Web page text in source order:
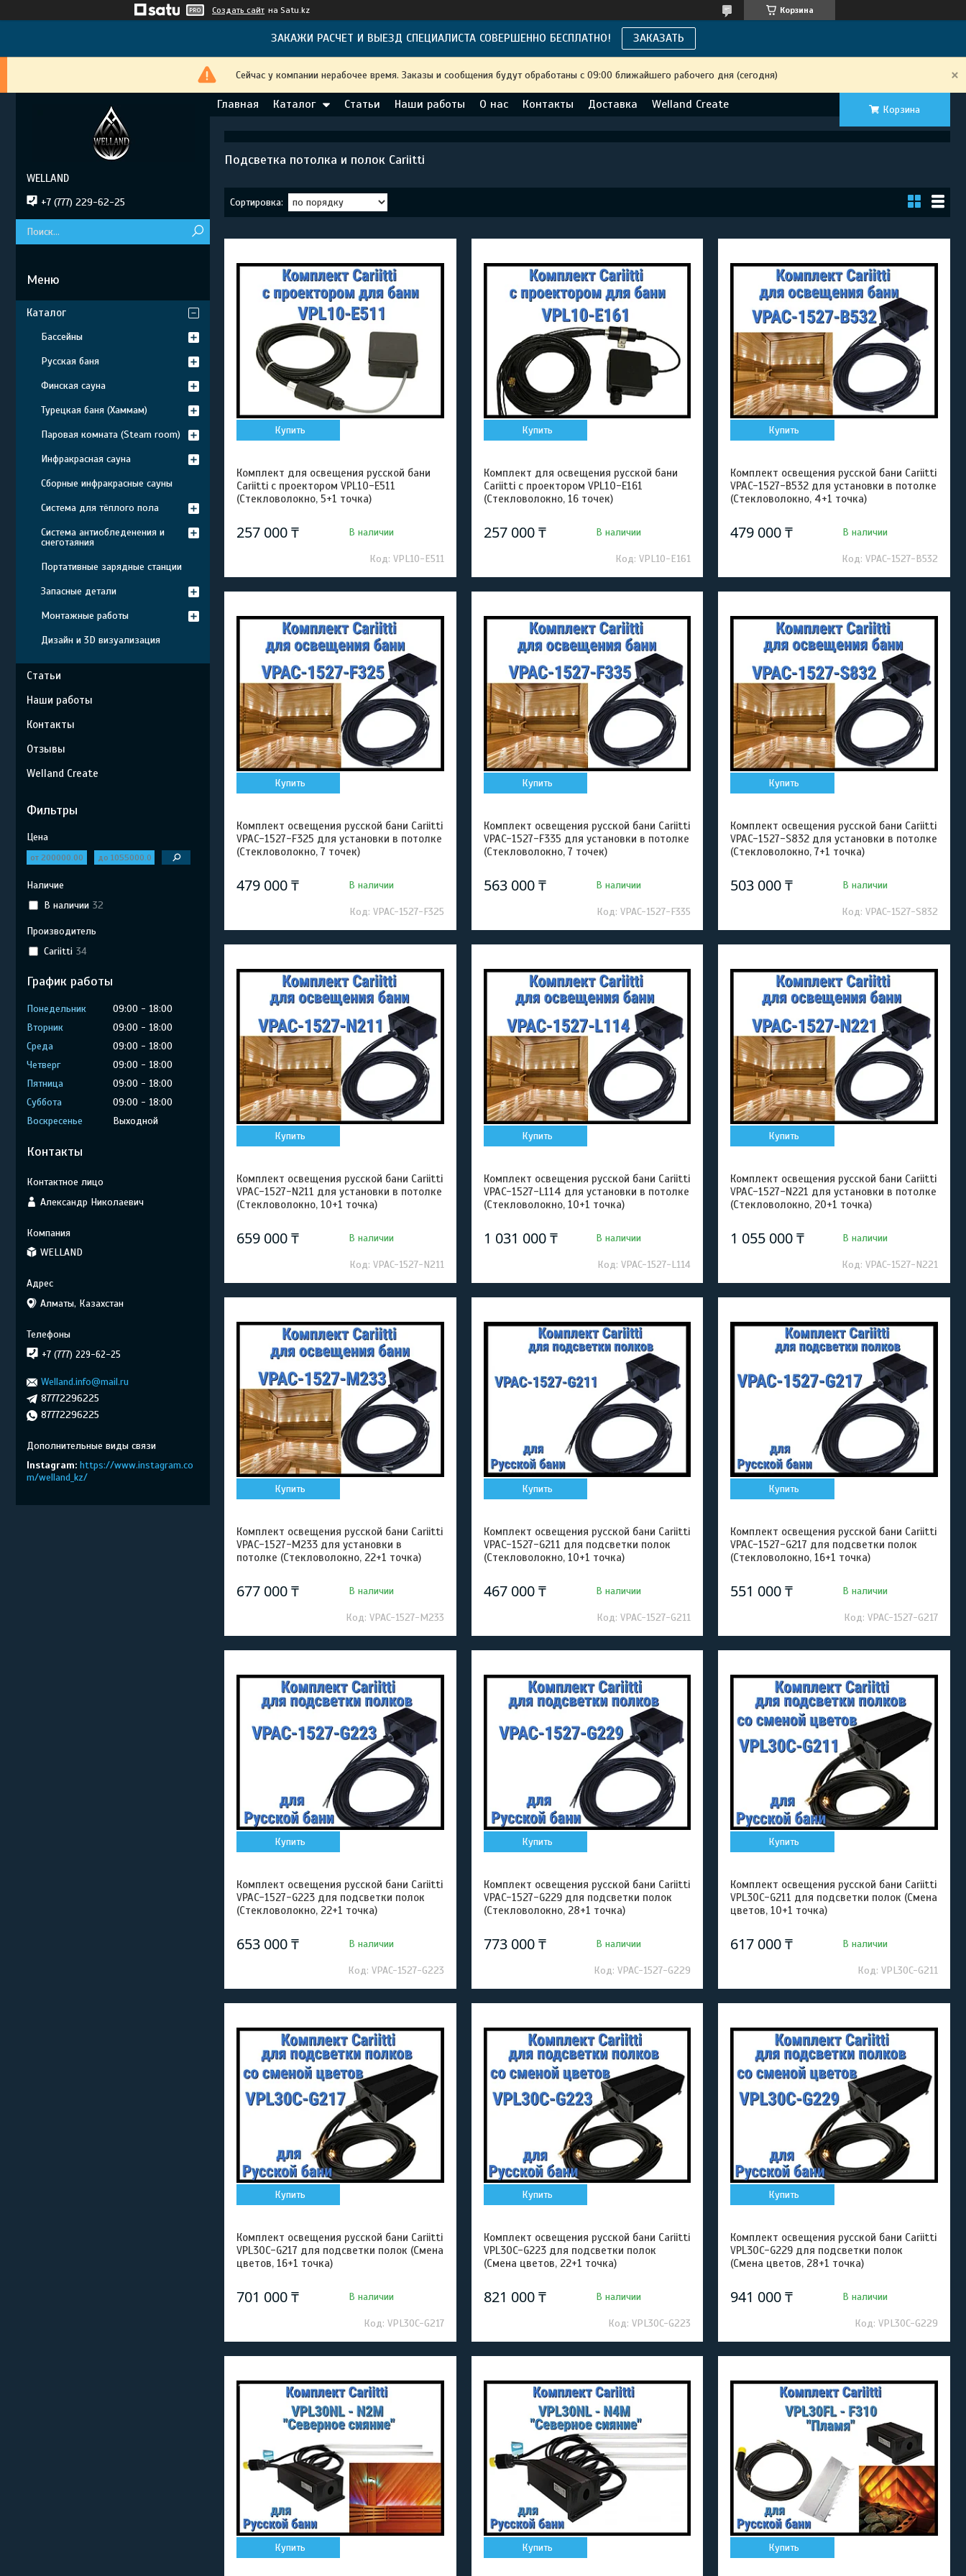
Создать сайт на Satu.kz Корзина
ЗАКАЖИ РАСЧЕТ И ВЫЕЗД СПЕЦИАЛИСТА СОВЕРШЕННО БЕСПЛАТНО! ЗАКАЗАТЬ
Сейчас у компании нерабочее время. Заказы и сообщения будут обработаны с 09:00 ближайшего рабочего дня (сегодня)
Главная Каталог Статьи Наши работы О нас Контакты Доставка Welland Create Корзина
Подсветка потолка и полок Cariitti
Купить
Комплект для освещения русской бани
Cariitti с проектором VPL10-E511
(Стекловолокно, 5+1 точка)
257 000 ₸ В наличии
VPL10-E511
Купить
Комплект для освещения русской бани
Cariitti с проектором VPL10-E161
(Стекловолокно, 16 точек)
257 000 ₸ В наличии
VPL10-E161
Купить
Комплект освещения русской бани Cariitti
VPAC-1527-B532 для установки в потолке
(Стекловолокно, 4+1 точка)
479 000 ₸ В наличии
VPAC-1527-B532
Купить
Комплект освещения русской бани Cariitti
VPAC-1527-F325 для установки в потолке
(Стекловолокно, 7 точек)
479 000 ₸ В наличии
VPAC-1527-F325
Купить
Комплект освещения русской бани Cariitti
VPAC-1527-F335 для установки в потолке
(Стекловолокно, 7 точек)
563 000 ₸ В наличии
VPAC-1527-F335
Купить
Комплект освещения русской бани Cariitti
VPAC-1527-S832 для установки в потолке
(Стекловолокно, 7+1 точка)
503 000 ₸ В наличии
VPAC-1527-S832
Купить
Комплект освещения русской бани Cariitti
VPAC-1527-N211 для установки в потолке
(Стекловолокно, 10+1 точка)
659 000 ₸ В наличии
VPAC-1527-N211
Купить
Комплект освещения русской бани Cariitti
VPAC-1527-L114 для установки в потолке
(Стекловолокно, 10+1 точка)
1 031 000 ₸ В наличии
VPAC-1527-L114
Купить
Комплект освещения русской бани Cariitti
VPAC-1527-N221 для установки в потолке
(Стекловолокно, 20+1 точка)
1 055 000 ₸ В наличии
VPAC-1527-N221
Купить
Комплект освещения русской бани Cariitti
VPAC-1527-M233 для установки в
потолке (Стекловолокно, 22+1 точка)
677 000 ₸ В наличии
VPAC-1527-M233
Купить
Комплект освещения русской бани Cariitti
VPAC-1527-G211 для подсветки полок
(Стекловолокно, 10+1 точка)
467 000 ₸ В наличии
VPAC-1527-G211
Купить
Комплект освещения русской бани Cariitti
VPAC-1527-G217 для подсветки полок
(Стекловолокно, 16+1 точка)
551 000 ₸ В наличии
VPAC-1527-G217
Купить
Комплект освещения русской бани Cariitti
VPAC-1527-G223 для подсветки полок
(Стекловолокно, 22+1 точка)
653 000 ₸ В наличии
VPAC-1527-G223
Купить
Комплект освещения русской бани Cariitti
VPAC-1527-G229 для подсветки полок
(Стекловолокно, 28+1 точка)
773 000 ₸ В наличии
VPAC-1527-G229
Купить
Комплект освещения русской бани Cariitti
VPL30C-G211 для подсветки полок (Смена
цветов, 10+1 точка)
617 000 ₸ В наличии
VPL30C-G211
Купить
Комплект освещения русской бани Cariitti
VPL30C-G217 для подсветки полок (Смена
цветов, 16+1 точка)
701 000 ₸ В наличии
VPL30C-G217
Купить
Комплект освещения русской бани Cariitti
VPL30C-G223 для подсветки полок
(Смена цветов, 22+1 точка)
821 000 ₸ В наличии
VPL30C-G223
Купить
Комплект освещения русской бани Cariitti
VPL30C-G229 для подсветки полок
(Смена цветов, 28+1 точка)
941 000 ₸ В наличии
VPL30C-G229
Купить Купить Купить
WELLAND
+7 (777) 229-62-25
Каталог
Бассейны
Русская баня
Финская сауна
Турецкая баня (Хаммам)
Паровая комната (Steam room)
Инфракрасная сауна
Сборные инфракрасные сауны
Система для тёплого пола
Система антиобледенения и
снеготаяния
Портативные зарядные станции
Запасные детали
Монтажные работы
Дизайн и 3D визуализация
Статьи
Наши работы
Контакты
Отзывы
Welland Create
Фильтры
Цена
Наличие
В наличии 32
Производитель
Cariitti 34
График работы
Понедельник 09:00
18:00
Вторник
09:00
18:00
Среда
09:00
18:00
Четверг
09:00
18:00
Пятница
09:00
18:00
Суббота
09:00
18:00
Воскресенье
Выходной
Контакты
Александр Николаевич
WELLAND
Алматы, Казахстан
+7 (777) 229-62-25
Welland.info@mail.ru
87772296225
87772296225
Instagram https://www.instagram.co
m/welland_kz/